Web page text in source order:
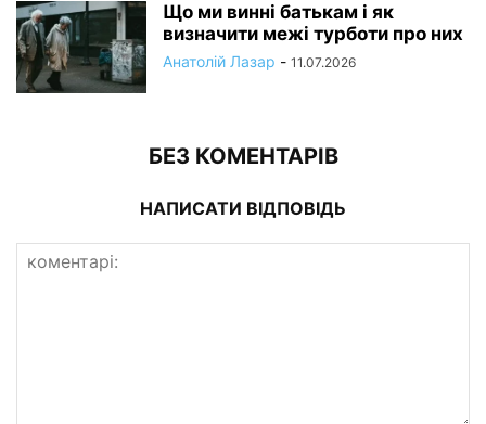
Що ми винні батькам і як
визначити межі турботи про них
Анатолій Лазар - 11.07.2026
БЕЗ КОМЕНТАРІВ
НАПИСАТИ ВІДПОВІДЬ